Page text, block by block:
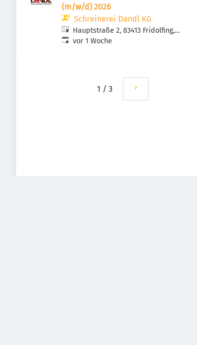
(m/w/d) 2026
Schreinerei Dandl KG
Hauptstraße 2, 83413 Fridolfing,
Deutschland
Veröffentlicht:
vor 1 Woche
1 / 3